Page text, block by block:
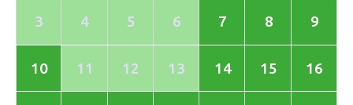
3 4 5 6 7 8 9
10 11 12 13 14 15 16